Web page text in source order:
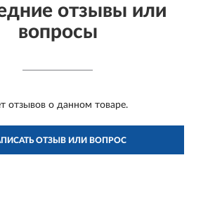
отзывы или
вопросы
отзывов о данном товаре.
ОТЗЫВ ИЛИ ВОПРОС